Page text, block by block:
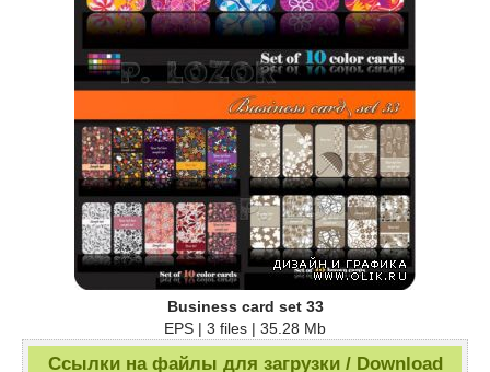
Business card set 33
EPS | 3 files | 35.28 Mb
Ссылки на файлы для загрузки / Download